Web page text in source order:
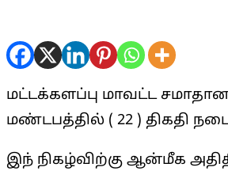
மட்டக்களப்பு மாவட்ட
மண்டபத்தில் ( 22 ) திகதி
இந் நிகழ்விற்கு ஆன்மீக